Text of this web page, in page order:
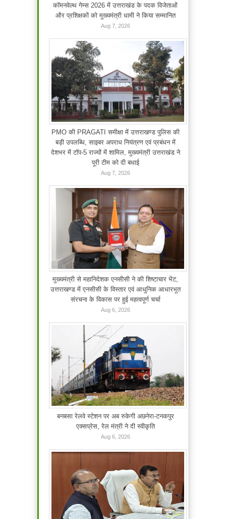
कॉमनवेल्थ गेम्स 2026 में उत्तराखंड के पदक विजेताओं
और प्रशिक्षकों को मुख्यमंत्री धामी ने किया सम्मानित
Aug 7, 2026
PMO की PRAGATI समीक्षा में उत्तराखण्ड पुलिस की
बड़ी उपलब्धि, साइबर अपराध नियंत्रण एवं प्रबंधन में
देशभर में टॉप-5 राज्यों में शामिल, मुख्यमंत्री उत्तराखंड ने
पूरी टीम को दी बधाई
Aug 7, 2026
मुख्यमंत्री से महानिदेशक एनसीसी ने की शिष्टाचार भेंट,
उत्तराखण्ड में एनसीसी के विस्तार एवं आधुनिक आधारभूत
संरचना के विकास पर हुई महत्वपूर्ण चर्चा
Aug 6, 2026
बनबसा रेलवे स्टेशन पर अब रुकेगी अछनेरा-टनकपुर
एक्सप्रेस, रेल मंत्री ने दी स्वीकृति
Aug 6, 2026